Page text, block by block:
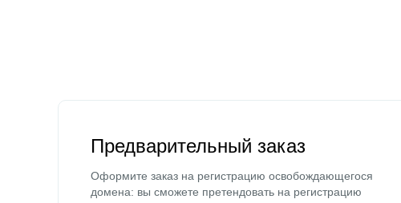
Предварительный заказ
Оформите заказ на регистрацию освобождающегося
домена: вы сможете претендовать на регистрацию